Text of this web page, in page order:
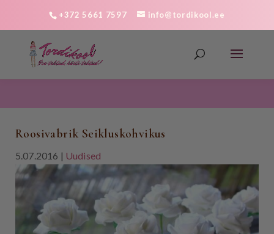
+372 5661 7597 info@tordikool.ee
Roosivabrik Seikluskohvikus
5.07.2016 | Uudised